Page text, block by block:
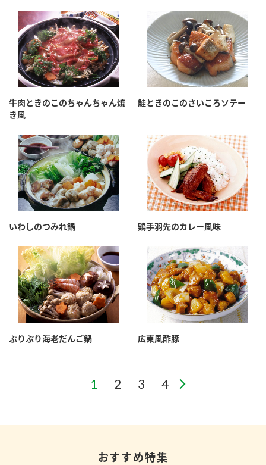
牛肉ときのこのちゃんちゃん焼
き風
鮭ときのこのさいころソテー
いわしのつみれ鍋 鶏手羽先のカレー風味
ぷりぷり海老だんご鍋 広東風酢豚
おすすめ特集